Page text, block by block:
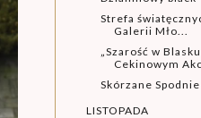
Strefa
Galerii Mło...
„Szarość w
Cekinowym
Skórzane
LISTOPADA